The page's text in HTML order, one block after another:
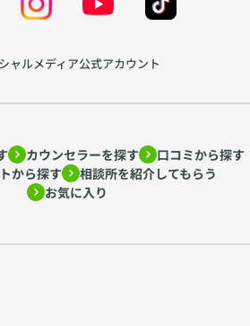
ルメディア公式アカウント
カウンセラーを探す
口コミから探す
から探す
相談所を紹介してもらう
お気に入り